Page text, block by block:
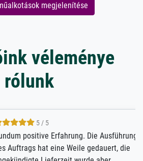
megjelenítése
véleménye
rólunk
/ 5
Erfahrung. Die Ausführung
hat eine Weile gedauert, die